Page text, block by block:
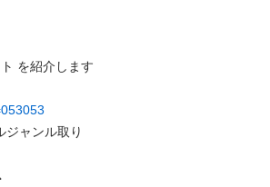
を紹介します
ャンル取り